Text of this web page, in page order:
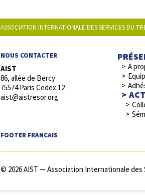
ASSOCIATION INTERNATIONALE DES SERVICES DU
NOUS CONTACTER
AIST
86, allée de Bercy
75574 Paris Cedex 12
aist@aistresor.org
FOOTER FRANCAIS
A
© 2026 AIST — Association Internationale